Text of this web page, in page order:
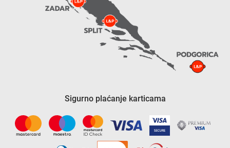
Sigurno plaćanje karticama